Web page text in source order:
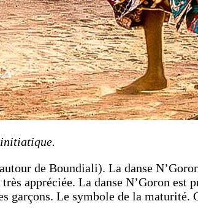
de Boundiali). La danse
appréciée. La danse N’Goron est
Le symbole de la maturité.